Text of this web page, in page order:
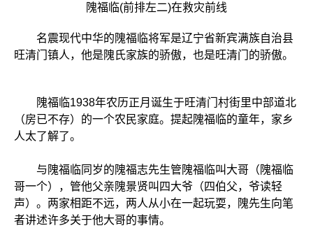
隗福临(前排左二)在救灾前线
名震现代中华的隗福临将军是辽宁省新宾满族自治县
旺清门镇人，他是隗氏家族的骄傲，也是旺清门的骄傲。
隗福临1938年农历正月诞生于旺清门村街里中部道北
（房已不存）的一个农民家庭。提起隗福临的童年，家乡
人太了解了。
与隗福临同岁的隗福志先生管隗福临叫大哥（隗福临
哥一个），管他父亲隗景贤叫四大爷（四伯父，爷读轻
声）。两家相距不远，两人从小在一起玩耍，隗先生向笔
者讲述许多关于他大哥的事情。